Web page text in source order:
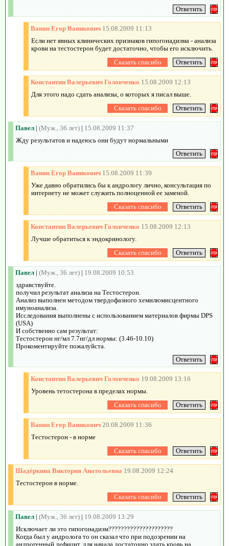
Ванян Егор Ваникович 15.08.2009 11:13
Если нет явных клинических признаков гипогонадизма - анализа
крови на тестостерон будет достаточно, чтобы его исключить.
Константин Валерьевич Головченко 15.08.2009 12:13
Для этого надо сдать анализы, о которых я писал выше.
Павел | (Муж., 36 лет) | 15.08.2009 11:37
Жду результатов и надеюсь они будут нормальными
Ванян Егор Ваникович 15.08.2009 11:39
Уже давно обратились бы к андрологу лично, консультация по
интернету не может служить полноценной ее заменой.
Константин Валерьевич Головченко 15.08.2009 12:13
Лучше обратиться к эндокринологу.
Павел | (Муж., 36 лет) | 19.08.2009 10:53
здравствуйте.
получил результат анализа на Тестостерон.
Анализ выполнен методом твердофазного хемилюмисцентного
имуноанализа.
Исследования выполнены с использованием материалов фирмы DPS
(USA)
И собственно сам результат:
Тестостерон нг/мл 7.7нг/дл нормы: (3.46-10.10)
Прокоментируйте пожалуйста.
Константин Валерьевич Головченко 19.08.2009 13:16
Уровень тетостерона в пределах нормы.
Ванян Егор Ваникович 20.08.2009 11:36
Тестостерон - в норме
Шадёркина Виктория Анатольевна 19.08.2009 12:24
Тестостерон в норме.
Павел | (Муж., 36 лет) | 19.08.2009 13:29
Исключает ли это гипогонадизм?????????????????????
Когда был у андролога то он сказал что при подозрении на
андрогенный дефицит, для начала достаточно здать кровь на